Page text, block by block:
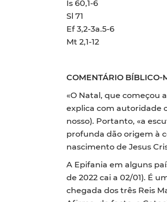
Is 60,1-6
Sl 71
Ef 3,2-3a.5-6
Mt 2,1-12
COMENTÁRIO BÍBLICO-
«O Natal, que começou
explica com autoridade
nosso). Portanto, «a
profunda dão origem à
nascimento de Jesus
A Epifania em alguns
de 2022 cai a 02/01). É
chegada dos três Reis